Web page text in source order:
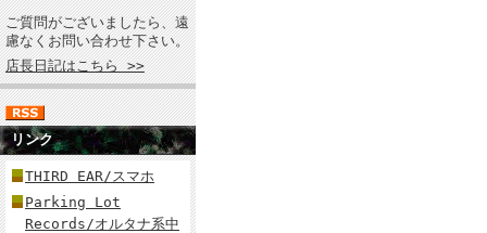
ご質問がございましたら、遠
慮なくお問い合わせ下さい。
店長日記はこちら >>
リンク
THIRD EAR/スマホ
Parking Lot
Records/オルタナ系中